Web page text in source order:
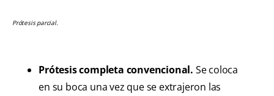
Prótesis parcial.
Prótesis completa convencional. Se coloca
en su boca una vez que se extrajeron las